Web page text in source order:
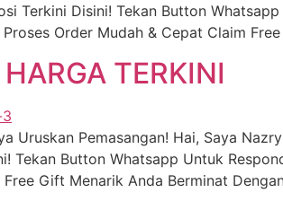
Terkini Disini! Tekan Button
Proses Order Mudah & Cepat Claim
TERKINI
Uruskan Pemasangan! Hai, Saya
Tekan Button Whatsapp Untuk
Gift Menarik Anda Berminat